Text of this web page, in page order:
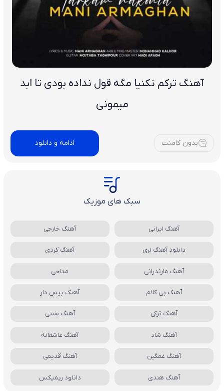
آهنگ ترکم نکنیا مگه قول نداده بودی تا ابد
میمونی
بدون کامنت ادامه و دانلود
سبک های موزیک
آهنگ ایرانی آهنگ خارجی
دانلود آهنگ لری آهنگ کردی
آهنگ مازندرانی مداحی
آهنگ بی کلام آهنگ بیس دار
آهنگ ترکی آهنگ سنتی
آهنگ شاد آهنگ عاشقانه
آهنگ غمگین آهنگ قدیمی
آهنگ هندی دانلود ریمیکس